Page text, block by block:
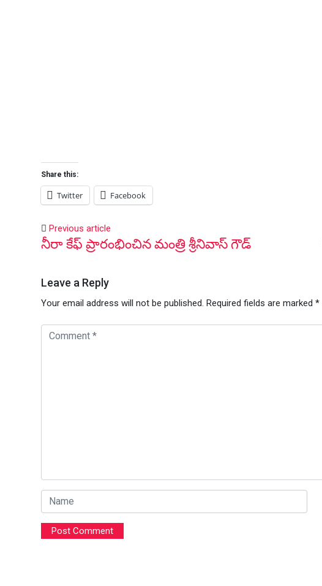
Share this:
Twitter Facebook
Previous article
నీరా కేఫ్ ప్రారంభించిన మంత్రి శ్రీనివాస్ గౌడ్
Leave a Reply
Your email address will not be published. Required fields are marked *